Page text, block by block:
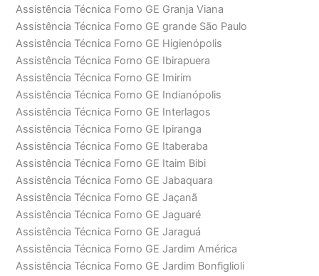
Assistência Técnica Forno GE Granja Viana
Assistência Técnica Forno GE grande São Paulo
Assistência Técnica Forno GE Higienópolis
Assistência Técnica Forno GE Ibirapuera
Assistência Técnica Forno GE Imirim
Assistência Técnica Forno GE Indianópolis
Assistência Técnica Forno GE Interlagos
Assistência Técnica Forno GE Ipiranga
Assistência Técnica Forno GE Itaberaba
Assistência Técnica Forno GE Itaim Bibi
Assistência Técnica Forno GE Jabaquara
Assistência Técnica Forno GE Jaçanã
Assistência Técnica Forno GE Jaguaré
Assistência Técnica Forno GE Jaraguá
Assistência Técnica Forno GE Jardim América
Assistência Técnica Forno GE Jardim Bonfiglioli